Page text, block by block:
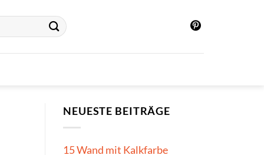
NEUESTE BEITRÄGE
15 Wand mit Kalkfarbe